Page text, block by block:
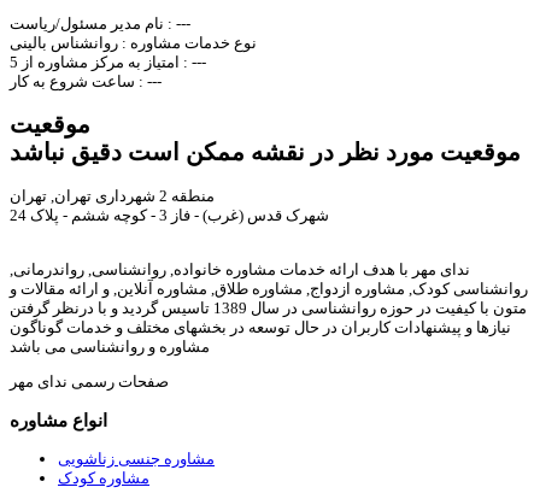
نام مدیر مسئول/ریاست : ---
نوع خدمات مشاوره : روانشناس بالینی
امتیاز به مرکز مشاوره از 5 : ---
ساعت شروع به کار : ---
موقعیت
موقعیت مورد نظر در نقشه ممکن است دقیق نباشد
منطقه 2 شهرداری تهران, تهران
شهرک قدس (غرب) - فاز 3 - کوچه ششم - پلاک 24
ندای مهر با هدف ارائه خدمات مشاوره خانواده, روانشناسی, رواندرمانی,
روانشناسی کودک, مشاوره ازدواج, مشاوره طلاق, مشاوره آنلاین, و ارائه مقالات و
متون با کیفیت در حوزه روانشناسی در سال 1389 تاسیس گردید و با درنظر گرفتن
نیازها و پیشنهادات کاربران در حال توسعه در بخشهای مختلف و خدمات گوناگون
مشاوره و روانشناسی می باشد
صفحات رسمی ندای مهر
انواع مشاوره
مشاوره جنسی زناشویی
مشاوره کودک